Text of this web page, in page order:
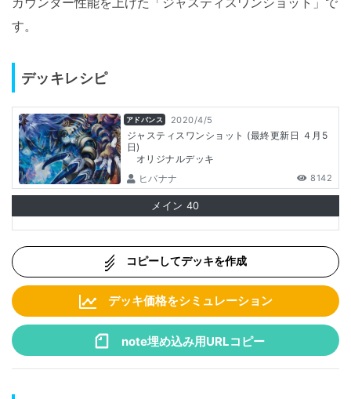
す。
デッキレシピ
アドバンス 2020/4/5
ジャスティスワンショット (最終更新日 ４月5
日)
オリジナルデッキ
ヒバナナ
8142
メイン 40
コピーしてデッキを作成
デッキ価格をシミュレーション
note埋め込み用URLコピー